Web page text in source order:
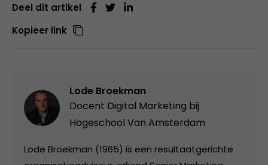
Deel dit artikel
Kopieer link
Lode Broekman
Docent Digital Marketing bij
Hogeschool Van Amsterdam
Lode Broekman (1965) is een resultaatgerichte